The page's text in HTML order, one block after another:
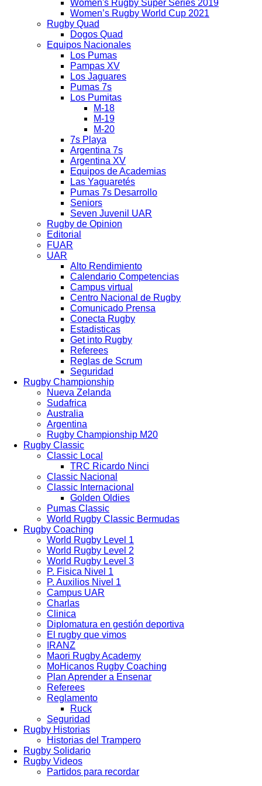
Women's Rugby Super Series 2019
Women’s Rugby World Cup 2021
Rugby Quad
Dogos Quad
Equipos Nacionales
Los Pumas
Pampas XV
Los Jaguares
Pumas 7s
Los Pumitas
M-18
M-19
M-20
7s Playa
Argentina 7s
Argentina XV
Equipos de Academias
Las Yaguaretés
Pumas 7s Desarrollo
Seniors
Seven Juvenil UAR
Rugby de Opinion
Editorial
FUAR
UAR
Alto Rendimiento
Calendario Competencias
Campus virtual
Centro Nacional de Rugby
Comunicado Prensa
Conecta Rugby
Estadisticas
Get into Rugby
Referees
Reglas de Scrum
Seguridad
Rugby Championship
Nueva Zelanda
Sudafrica
Australia
Argentina
Rugby Championship M20
Rugby Classic
Classic Local
TRC Ricardo Ninci
Classic Nacional
Classic Internacional
Golden Oldies
Pumas Classic
World Rugby Classic Bermudas
Rugby Coaching
World Rugby Level 1
World Rugby Level 2
World Rugby Level 3
P. Fisica Nivel 1
P. Auxilios Nivel 1
Campus UAR
Charlas
Clinica
Diplomatura en gestión deportiva
El rugby que vimos
IRANZ
Maori Rugby Academy
MoHicanos Rugby Coaching
Plan Aprender a Ensenar
Referees
Reglamento
Ruck
Seguridad
Rugby Historias
Historias del Trampero
Rugby Solidario
Rugby Videos
Partidos para recordar